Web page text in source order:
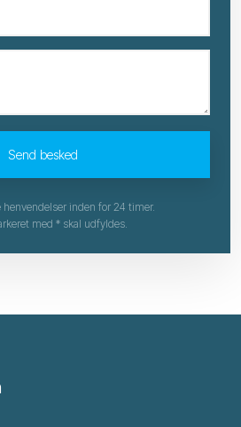
henvendelser inden for 24 timer.
med * skal udfyldes.​